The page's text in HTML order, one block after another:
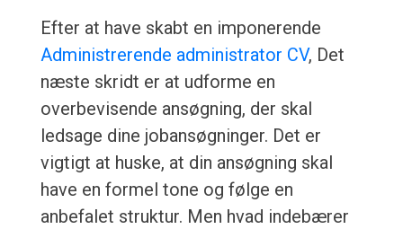
Efter at have skabt en imponerende
Administrerende administrator CV, Det
næste skridt er at udforme en
overbevisende ansøgning, der skal
ledsage dine jobansøgninger. Det er
vigtigt at huske, at din ansøgning skal
have en formel tone og følge en
anbefalet struktur. Men hvad indebærer